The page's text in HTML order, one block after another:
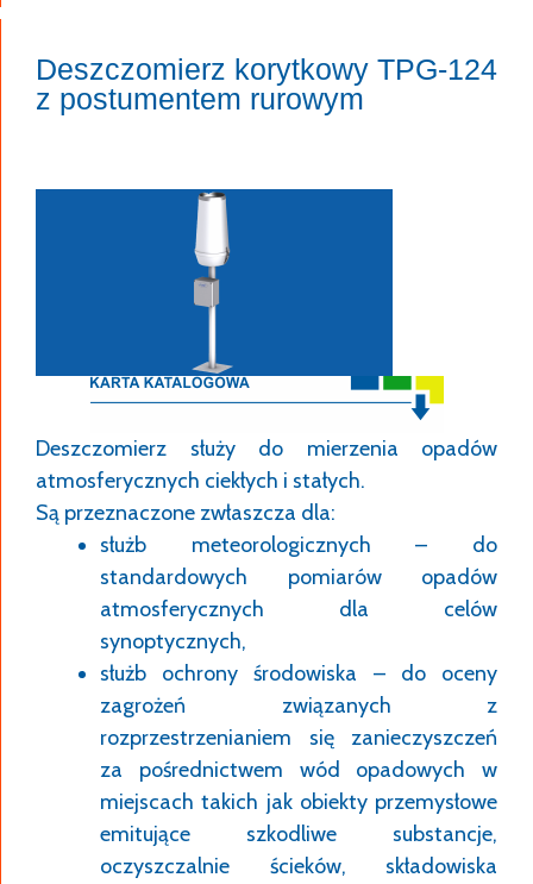
Deszczomierz korytkowy TPG-124
z postumentem rurowym
Deszczomierz służy do mierzenia opadów
atmosferycznych ciekłych i stałych.
Są przeznaczone zwłaszcza dla:
służb meteorologicznych – do
standardowych pomiarów opadów
atmosferycznych dla celów
synoptycznych,
służb ochrony środowiska – do oceny
zagrożeń związanych z
rozprzestrzenianiem się zanieczyszczeń
za pośrednictwem wód opadowych w
miejscach takich jak obiekty przemysłowe
emitujące szkodliwe substancje,
oczyszczalnie ścieków, składowiska